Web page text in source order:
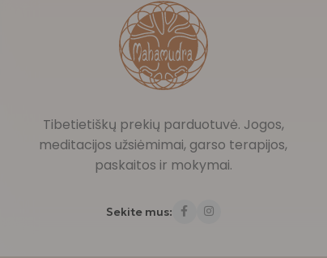
Tibetietiškų prekių parduotuvė. Jogos,
meditacijos užsiėmimai, garso terapijos,
paskaitos ir mokymai.
Sekite mus: